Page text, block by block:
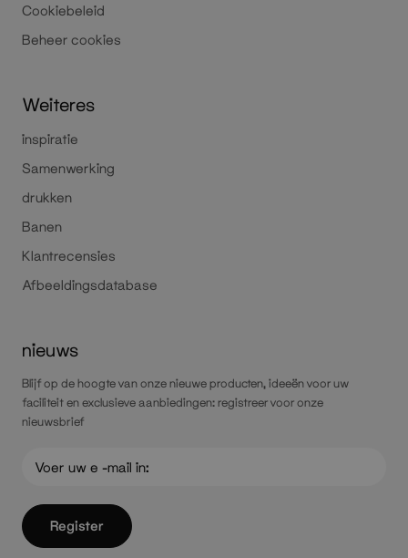
Cookiebeleid
Beheer cookies
Weiteres
inspiratie
Samenwerking
drukken
Banen
Klantrecensies
Afbeeldingsdatabase
nieuws
Blijf op de hoogte van onze nieuwe producten, ideeën voor uw
faciliteit en exclusieve aanbiedingen: registreer voor onze
nieuwsbrief
Register